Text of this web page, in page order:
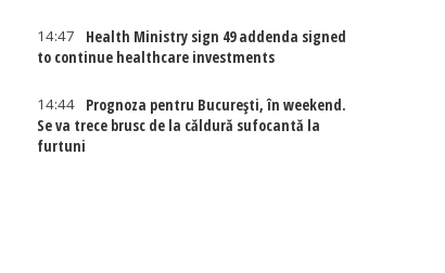
14:47
Health Ministry sign 49 addenda signed
to continue healthcare investments
14:44
Prognoza pentru București, în weekend.
Se va trece brusc de la căldură sufocantă la
furtuni